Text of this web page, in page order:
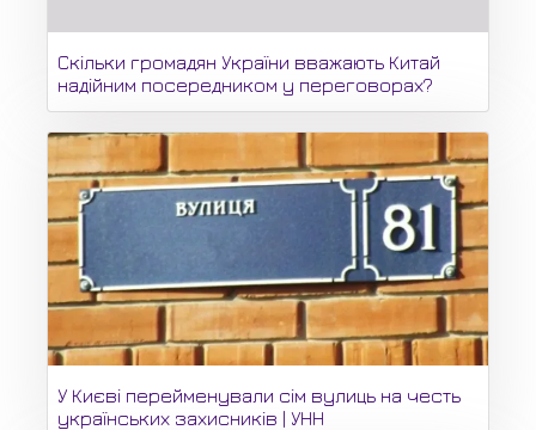
Скільки громадян України вважають Китай
надійним посередником у переговорах?
У Києві перейменували сім вулиць на честь
українських захисників | УНН